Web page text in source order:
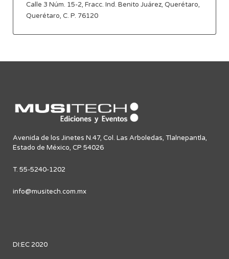
Calle 3 Núm. 15-2, Fracc. Ind. Benito Juárez, Querétaro,
Querétaro, C. P. 76120
Avenida de los Jinetes N.47, Col. Las Arboledas, Tlalnepantla,
Estado de México, CP 54026
T. 55-5240-1202
info@musitech.com.mx
DI:EC 2020